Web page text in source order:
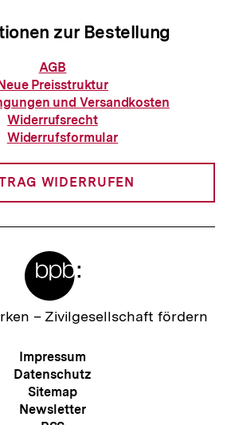
zur Bestellung
Informationen
zur
Bestellung
AGB
Preisstruktur
und Versandkosten
Widerrufsrecht
Download-
Widerrufsformular
WIDERRUFEN
– Zivilgesellschaft fördern
Meta-
Navigation
Impressum
Datenschutz
Sitemap
Newsletter